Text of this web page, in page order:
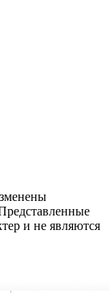
и не являются